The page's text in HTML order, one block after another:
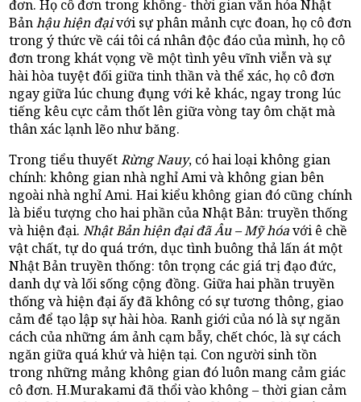
đơn. Họ cô đơn trong không- thời gian văn hóa Nhật
Bảnhậu hiện đạivới sự phân mảnh cực đoan, họ cô đơn
trong ý thức về cái tôi cá nhân độc đáo của mình, họ cô
đơn trong khát vọng về một tình yêu vĩnh viễn và sự
hài hòa tuyệt đối giữa tinh thần và thể xác, họ cô đơn
ngay giữa lúc chung đụng với kẻ khác, ngay trong lúc
tiếng kêu cực cảm thốt lên giữa vòng tay ôm chặt mà
thân xác lạnh lẽo như băng.
Trong tiểu thuyếtRừng Nauy, có hai loại không gian
chính: không gian nhà nghỉ Ami và không gian bên
ngoài nhà nghỉ Ami. Hai kiểu không gian đó cũng chính
là biểu tượng cho hai phần của Nhật Bản: truyền thống
và hiện đại. Nhật Bản hiện đại đã Âu – Mỹ hóavới ê chề
vật chất, tự do quá trớn, dục tình buông thả lấn át một
Nhật Bản truyền thống: tôn trọng các giá trị đạo đức,
danh dự và lối sống cộng đồng. Giữa hai phần truyền
thống và hiện đại ấy đã không có sự tương thông, giao
cảm để tạo lập sự hài hòa. Ranh giới của nó là sự ngăn
cách của những ám ảnh cạm bẫy, chết chóc, là sự cách
ngăn giữa quá khứ và hiện tại. Con người sinh tồn
trong những mảng không gian đó luôn mang cảm giác
cô đơn. H.Murakami đã thổi vào không – thời gian cảm